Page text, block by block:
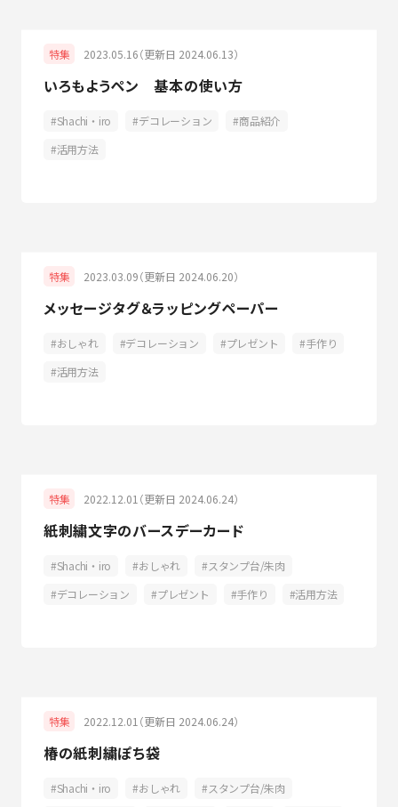
特集 2023.05.16（更新日 2024.06.13）
いろもようペン 基本の使い方
Shachi・iro デコレーション
商品紹介
活用方法
特集 2023.03.09（更新日 2024.06.20）
メッセージタグ＆ラッピングペーパー
おしゃれ デコレーション プレゼント
手作り
活用方法
特集 2022.12.01（更新日 2024.06.24）
紙刺繍文字のバースデーカード
Shachi・iro おしゃれ
スタンプ台/朱肉
デコレーション
プレゼント 手作り 活用方法
特集 2022.12.01（更新日 2024.06.24）
椿の紙刺繍ぽち袋
Shachi・iro おしゃれ
スタンプ台/朱肉